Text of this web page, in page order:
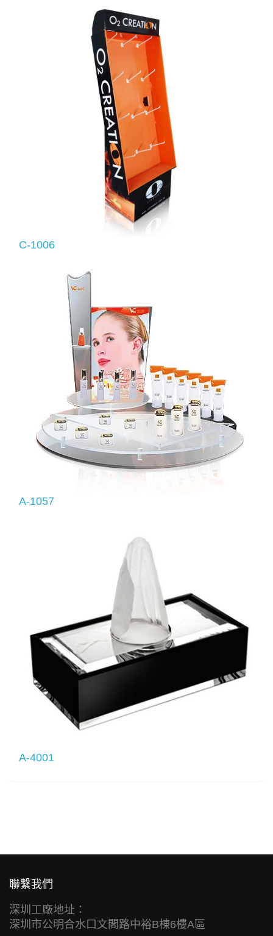
C-1006
A-1057
A-4001
聯繫我們
深圳工廠地址：
深圳市公明合水口文閣路中裕B棟6樓A區